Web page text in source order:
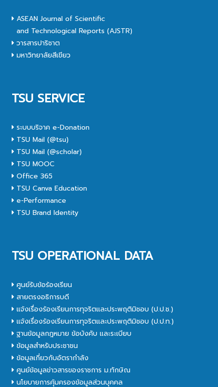
ASEAN Journal of Scientific
and Technological Reports (AJSTR)
วารสารปาริชาต
มหาวิทยาลัยสีเขียว
TSU SERVICE
ระบบบริจาค e-Donation
TSU Mail (@tsu)
TSU Mail (@scholar)
TSU MOOC
Office 365
TSU Canva Education
e-Performance
TSU Brand Identity
TSU OPERATIONAL DATA
ศูนย์รับข้อร้องเรียน
สายตรงอธิการบดี
แจ้งเรื่องร้องเรียนการทุจริตและประพฤติมิชอบ (ป.ป.ช.)
แจ้งเรื่องร้องเรียนการทุจริตและประพฤติมิชอบ (ป.ป.ท.)
ฐานข้อมูลกฎหมาย ข้อบังคับ และระเบียบ
ข้อมูลสำหรับประชาชน
ข้อมูลเกี่ยวกับอัตรากำลัง
ศูนย์ข้อมูลข่าวสารของราชการ ม.ทักษิณ
นโยบายการคุ้มครองข้อมูลส่วนบุคคล